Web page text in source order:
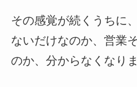
その感覚が続くうちに
ないだけなのか、営業
のか、分からなくなりま